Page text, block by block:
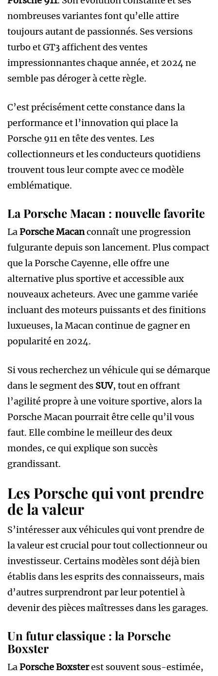
nombreuses variantes font qu’elle attire
toujours autant de passionnés. Ses versions
turbo et GT3 affichent des ventes
impressionnantes chaque année, et 2024 ne
semble pas déroger à cette règle.
C’est précisément cette constance dans la
performance et l’innovation qui place la
Porsche 911 en tête des ventes. Les
collectionneurs et les conducteurs quotidiens
trouvent tous leur compte avec ce modèle
emblématique.
La Porsche Macan : nouvelle favorite
LaPorsche Macanconnaît une progression
fulgurante depuis son lancement. Plus compact
que la Porsche Cayenne, elle offre une
alternative plus sportive et accessible aux
nouveaux acheteurs. Avec une gamme variée
incluant des moteurs puissants et des finitions
luxueuses, la Macan continue de gagner en
popularité en 2024.
Si vous recherchez un véhicule qui se démarque
dans le segment des SUV, tout en offrant
l’agilité propre à une voiture sportive, alors la
Porsche Macan pourrait être celle qu’il vous
faut. Elle combine le meilleur des deux
mondes, ce qui explique son succès
grandissant.
Les Porsche qui vont prendre
de la valeur
S’intéresser aux véhicules qui vont prendre de
la valeur est crucial pour tout collectionneur ou
investisseur. Certains modèles sont déjà bien
établis dans les esprits des connaisseurs, mais
d’autres surprendront par leur potentiel à
devenir des pièces maîtresses dans les garages.
Un futur classique : la Porsche
Boxster
LaPorsche Boxsterest souvent sous-estimée,